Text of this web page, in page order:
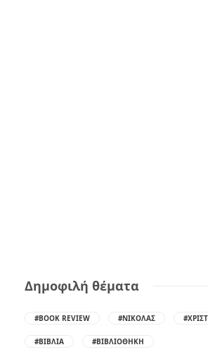
Δημοφιλή θέματα
#BOOK REVIEW #ΝΙΚΌΛΑΣ
#ΒΙΒΛΊΑ #ΒΙΒΛΙΟΘΉΚΗ